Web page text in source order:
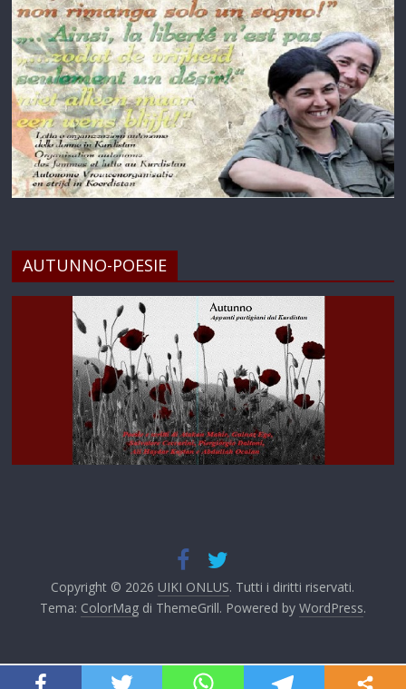
AUTUNNO-POESIE
Copyright © 2026 UIKI ONLUS. Tutti i diritti riservati.
Tema: ColorMagdi ThemeGrill. Powered by WordPress.